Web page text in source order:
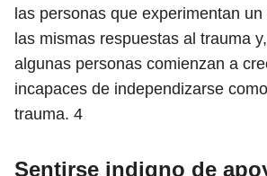
las personas que experimentan
las mismas respuestas al trauma
algunas personas comienzan a
incapaces de independizarse
trauma. 4
Sentirse indigno de